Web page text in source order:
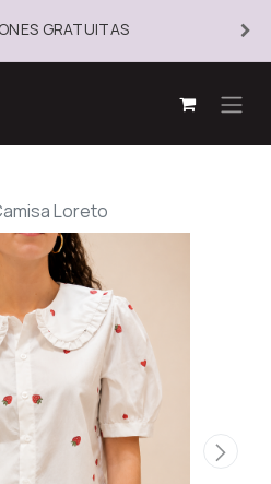
GRATUITAS
Loreto